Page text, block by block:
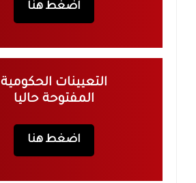
اضغط هنا
التعيينات الحكومية
المفتوحة حاليا
اضغط هنا